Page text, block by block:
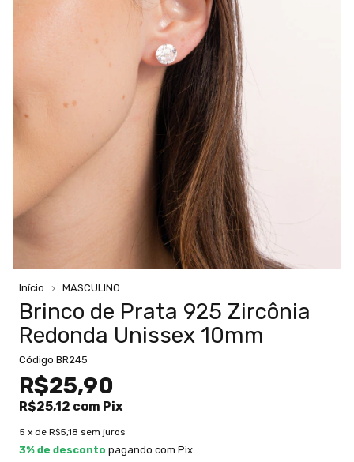
Início MASCULINO
Brinco de Prata 925 Zircônia
Redonda Unissex 10mm
Código BR245
R$25,90
R$25,12 com Pix
5 x de R$5,18 sem juros
3% de desconto pagando com Pix